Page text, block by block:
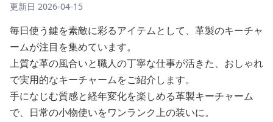
更新日 2026-04-15
毎日使う鍵を素敵に彩るアイテムとして、革製のキーチャ
ームが注目を集めています。
上質な革の風合いと職人の丁寧な仕事が活きた、おしゃれ
で実用的なキーチャームをご紹介します。
手になじむ質感と経年変化を楽しめる革製キーチャーム
で、日常の小物使いをワンランク上の装いに。